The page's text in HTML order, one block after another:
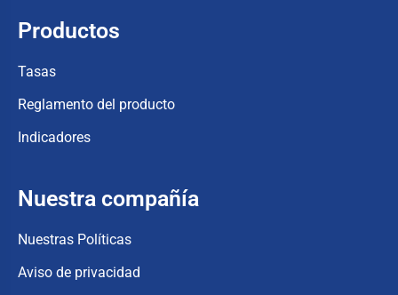
Productos
Tasas
Reglamento del producto
Indicadores
Nuestra compañía
Nuestras Políticas
Aviso de privacidad